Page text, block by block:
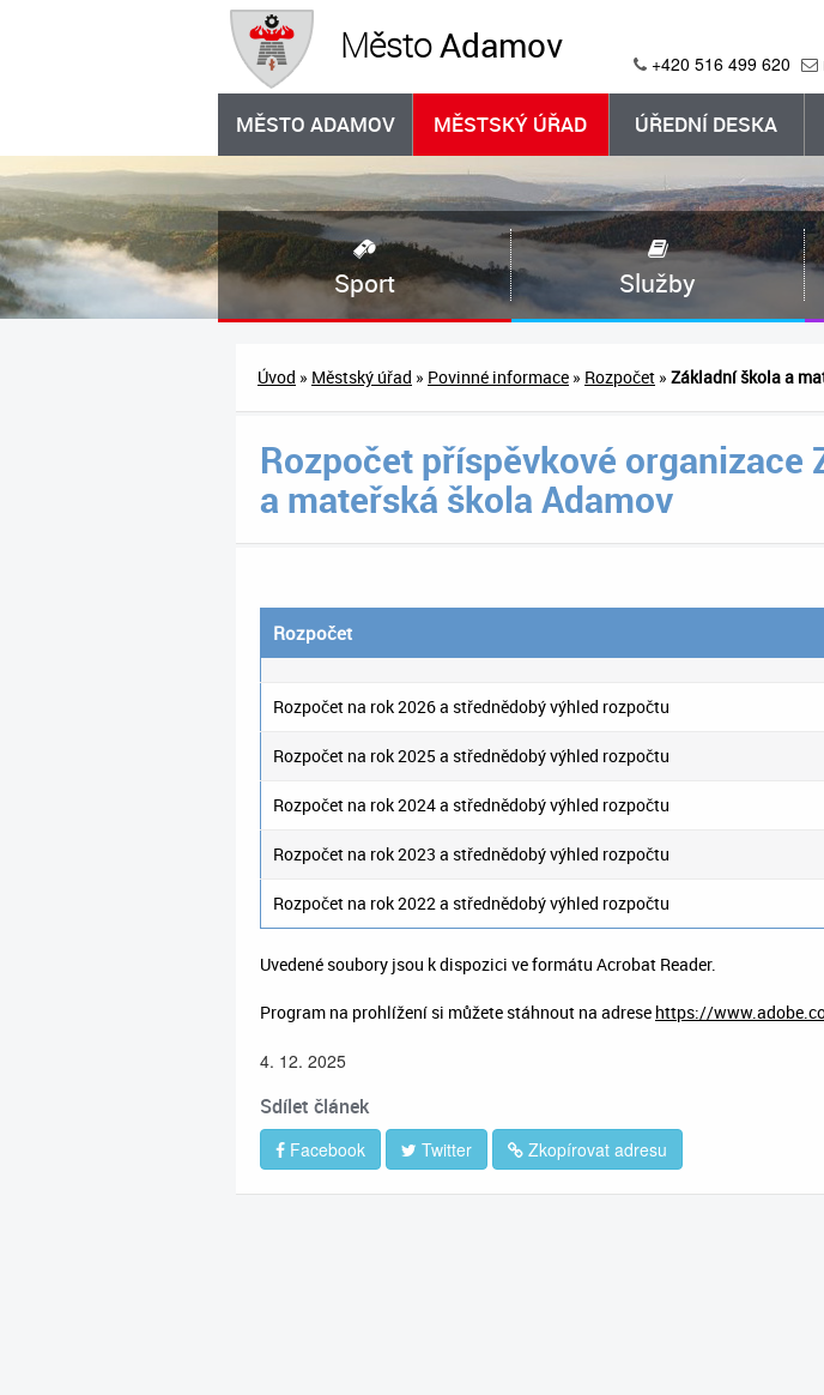
MěstoAdamov +420 516 499 620
MĚSTO ADAMOV MĚSTSKÝ ÚŘAD ÚŘEDNÍ DESKA
Sport Služby
Úvod » Městský úřad » Povinné informace » Rozpočet » Základní škola a
Rozpočet příspěvkové organizace
a mateřská škola Adamov
Rozpočet
Rozpočet na rok 2026 a střednědobý výhled rozpočtu
Rozpočet na rok 2025 a střednědobý výhled rozpočtu
Rozpočet na rok 2024 a střednědobý výhled rozpočtu
Rozpočet na rok 2023 a střednědobý výhled rozpočtu
Rozpočet na rok 2022 a střednědobý výhled rozpočtu
Uvedené soubory jsou k dispozici ve formátu Acrobat Reader.
Program na prohlížení si můžete stáhnout na adrese https://
4. 12. 2025
Sdílet článek
Facebook Twitter Zkopírovat adresu